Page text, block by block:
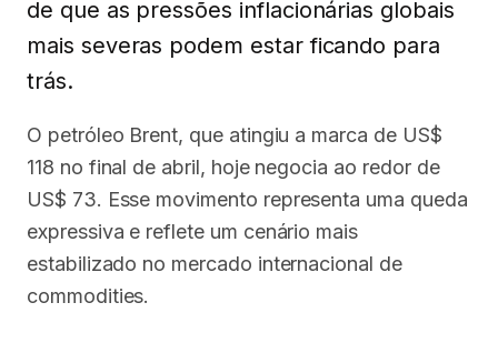
de que as pressões inflacionárias globais
mais severas podem estar ficando para
trás.
O petróleo Brent, que atingiu a marca de US$
118 no final de abril, hoje negocia ao redor de
US$ 73. Esse movimento representa uma queda
expressiva e reflete um cenário mais
estabilizado no mercado internacional de
commodities.